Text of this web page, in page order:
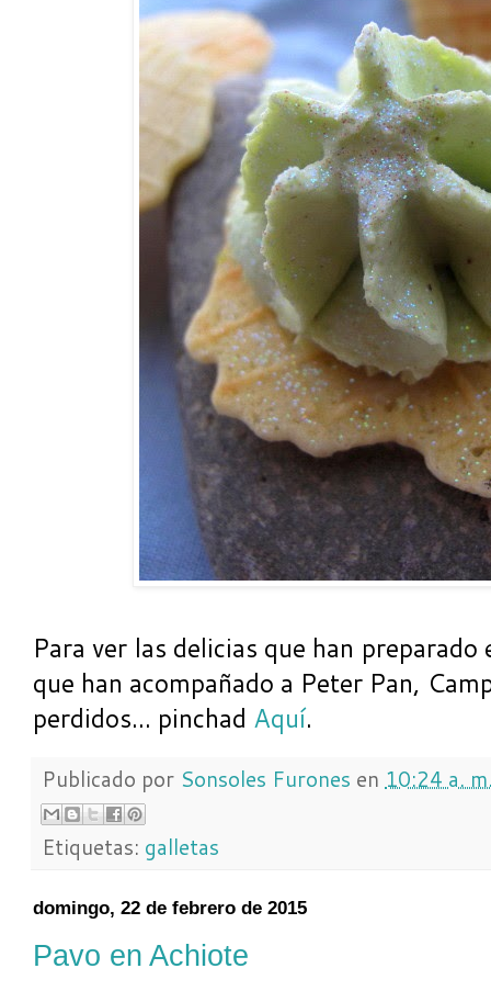
Para ver las delicias que han
que han acompañado a Peter Pan,
perdidos... pinchad Aquí.
Publicado por Sonsoles Furones en 10:24 a.
Etiquetas: galletas
domingo, 22 de febrero de 2015
Pavo en Achiote